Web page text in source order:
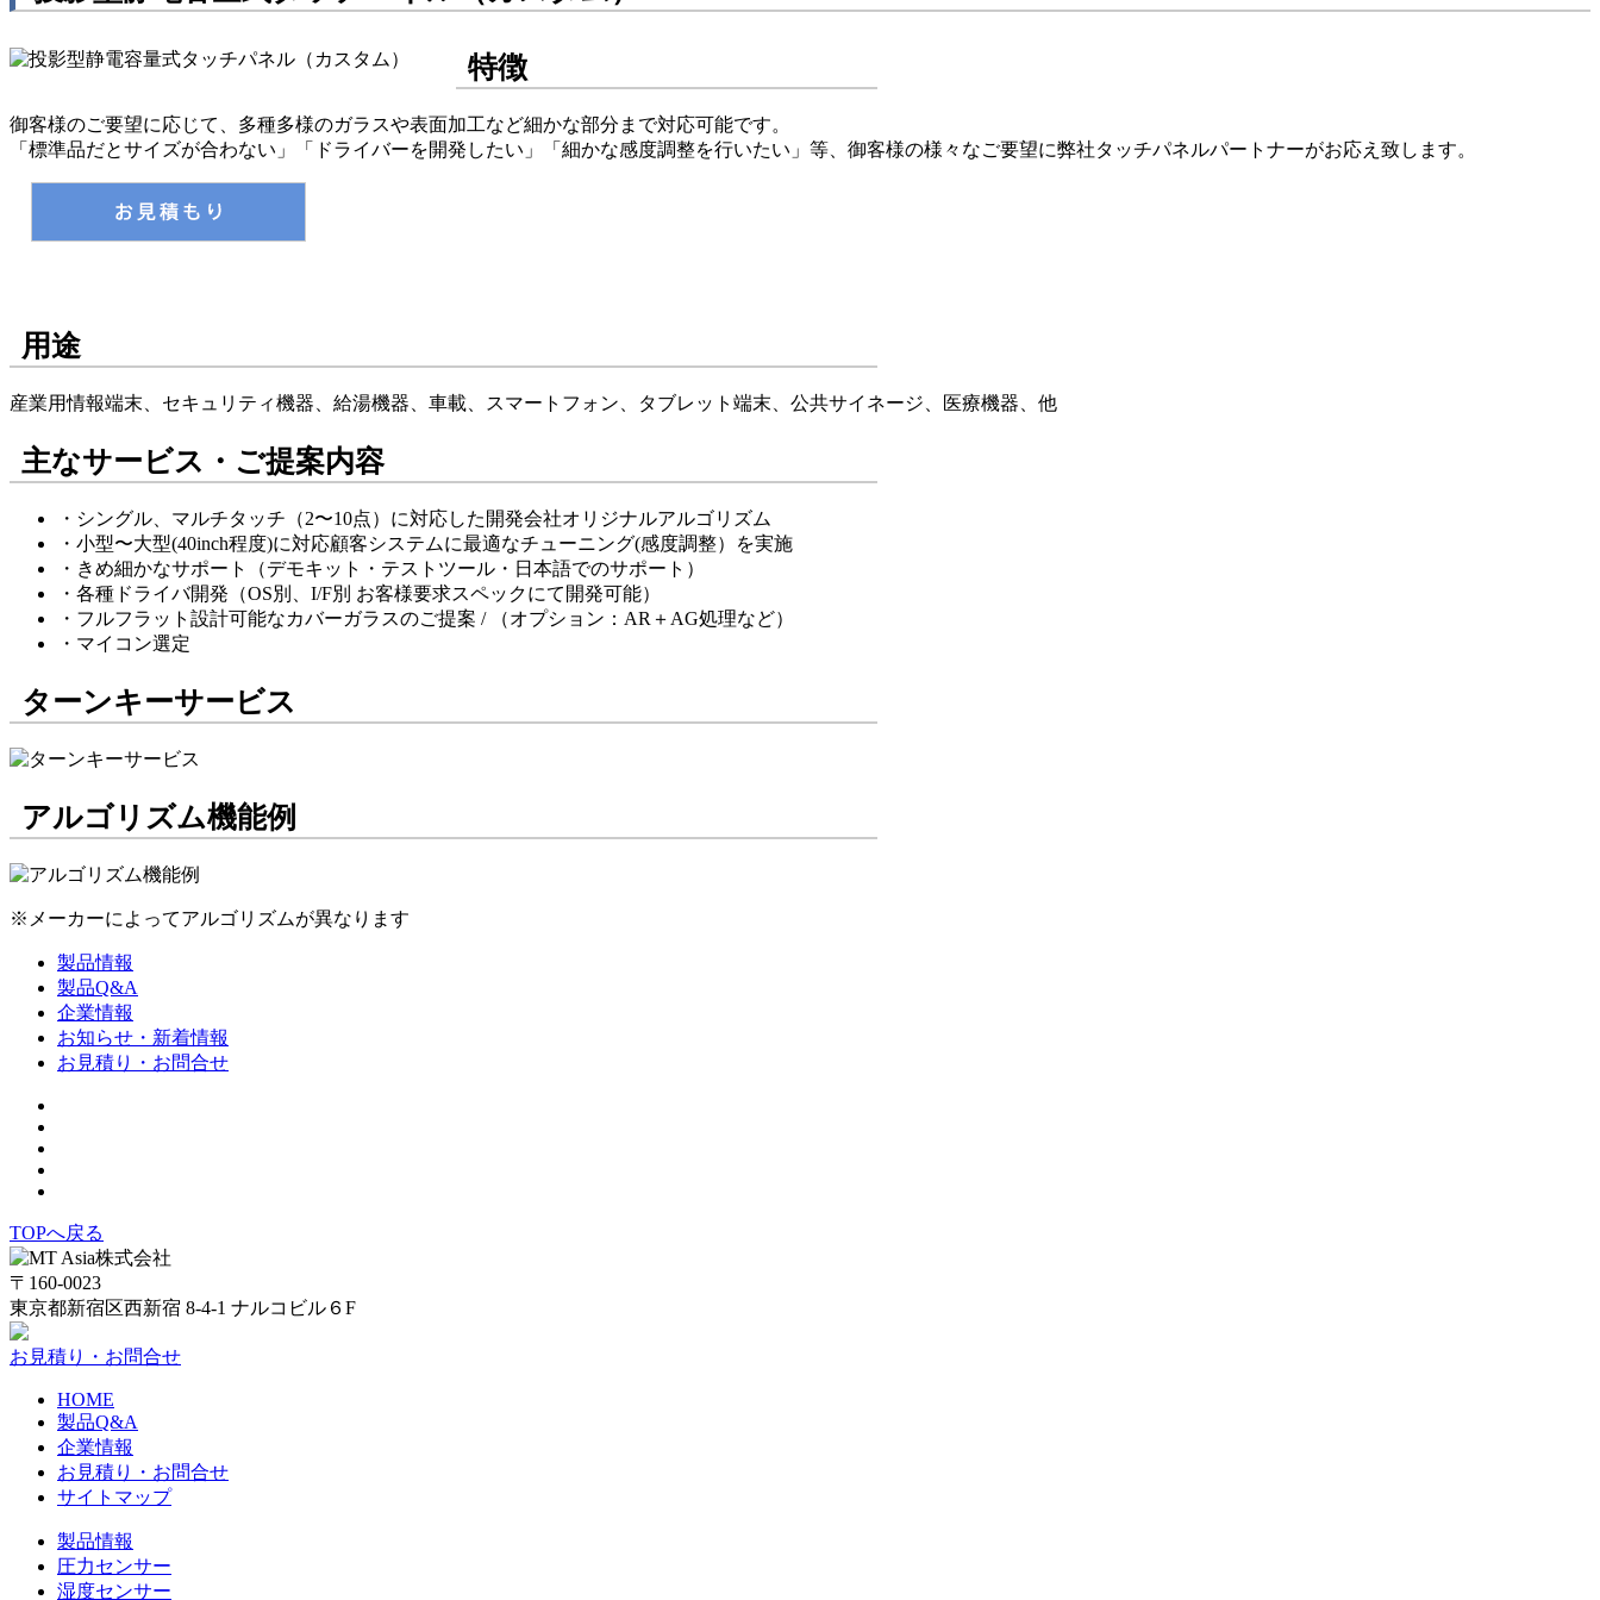
特徴
御客様のご要望に応じて、多種多様のガラスや表面加工など細かな部分まで対応可能です。
「標準品だとサイズが合わない」「ドライバーを開発したい」「細かな感度調整を行いたい」等、御客様の様々なご要望に弊社タッチパネルパートナーがお応え致します。
用途
産業用情報端末、セキュリティ機器、給湯機器、車載、スマートフォン、タブレット端末、公共サイネージ、医療機器、他
主なサービス・ご提案内容
・シングル、マルチタッチ（2〜10点）に対応した開発会社オリジナルアルゴリズム
・小型〜大型(40inch程度)に対応顧客システムに最適なチューニング(感度調整）を実施
・きめ細かなサポート（デモキット・テストツール・日本語でのサポート）
・各種ドライバ開発（OS別、I/F別 お客様要求スペックにて開発可能）
・フルフラット設計可能なカバーガラスのご提案 / （オプション：AR＋AG処理など）
・マイコン選定
ターンキーサービス
アルゴリズム機能例
※メーカーによってアルゴリズムが異なります
製品情報
製品Q&A
企業情報
お知らせ・新着情報
お見積り・お問合せ
TOPへ戻る
〒160-0023
東京都新宿区西新宿 8-4-1 ナルコビル６F
お見積り・お問合せ
HOME
製品Q&A
企業情報
お見積り・お問合せ
サイトマップ
製品情報
圧力センサー
湿度センサー